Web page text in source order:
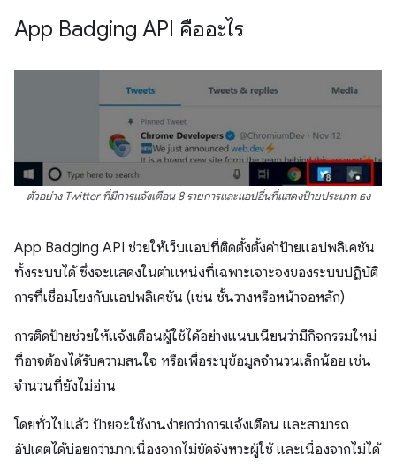
App Badging API คืออะไร
ตัวอย่าง Twitter ที่มีการแจ้งเตือน 8 รายการและแอปอื่นที่แสดงป้ายประเภท ธง
App Badging API ช่วยให้เว็บแอปที่ติดตั้งตั้งค่าป้ายแอปพลิเคชัน
ทั้งระบบได้ ซึ่งจะแสดงในตำแหน่งที่เฉพาะเจาะจงของระบบปฏิบัติ
การที่เชื่อมโยงกับแอปพลิเคชัน (เช่น ชั้นวางหรือหน้าจอหลัก)
การติดป้ายช่วยให้แจ้งเตือนผู้ใช้ได้อย่างแนบเนียนว่ามีกิจกรรมใหม่
ที่อาจต้องได้รับความสนใจ หรือเพื่อระบุข้อมูลจำนวนเล็กน้อย เช่น
จำนวนที่ยังไม่อ่าน
โดยทั่วไปแล้ว ป้ายจะใช้งานง่ายกว่าการแจ้งเตือน และสามารถ
อัปเดตได้บ่อยกว่ามากเนื่องจากไม่ขัดจังหวะผู้ใช้ และเนื่องจากไม่ได้